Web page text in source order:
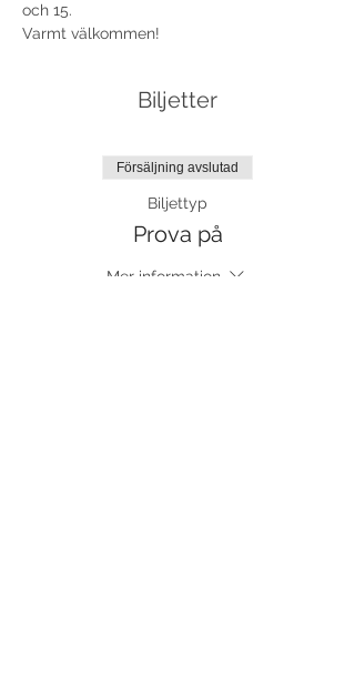
och 15.
Varmt välkommen!
Biljetter
Försäljning avslutad
Biljettyp
Prova på
Mer information